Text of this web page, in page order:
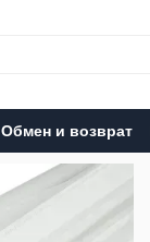
Обмен и возврат